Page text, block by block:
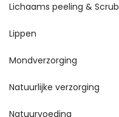
Lichaams peeling & Scrub
Lippen
Mondverzorging
Natuurlijke verzorging
Natuurvoeding